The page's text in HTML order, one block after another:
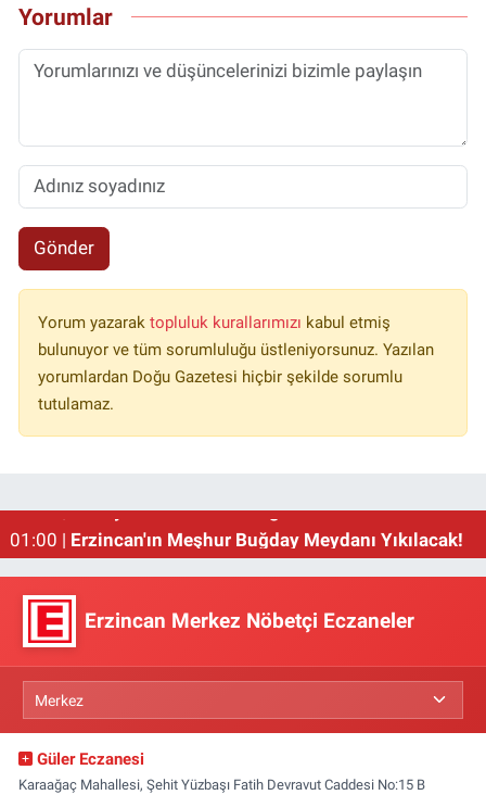
Yorumlar
Gönder
Yorum yazarak topluluk kurallarımızı kabul etmiş
bulunuyor ve tüm sorumluluğu üstleniyorsunuz. Yazılan
yorumlardan Doğu Gazetesi hiçbir şekilde sorumlu
tutulamaz.
01:00 | Erzincan'ın Meşhur Buğday Meydanı Yıkılacak!
Erzincan Merkez Nöbetçi Eczaneler
Güler Eczanesi
Karaağaç Mahallesi, Şehit Yüzbaşı Fatih Devravut Caddesi No:15 B